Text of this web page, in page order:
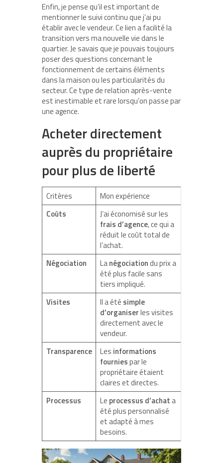
Enfin, je pense qu’il est important de
mentionner le suivi continu que j’ai pu
établir avec le vendeur. Ce lien a facilité la
transition vers ma nouvelle vie dans le
quartier. Je savais que je pouvais toujours
poser des questions concernant le
fonctionnement de certains éléments
dans la maison ou les particularités du
secteur. Ce type de relation après-vente
est inestimable et rare lorsqu’on passe par
une agence.
Acheter directement
auprès du propriétaire
pour plus de liberté
Critères
Mon expérience
Coûts
J’ai économisé sur les
frais d’agence, ce qui a
réduit le coût total de
l’achat.
Négociation
Lanégociationdu prix a
été plus facile sans
tiers impliqué.
Visites
Il a été simple
d’organiserles visites
directement avec le
vendeur.
Transparence
Les informations
fourniespar le
propriétaire étaient
claires et directes.
Processus
Le processus d’achat a
été plus personnalisé
et adapté à mes
besoins.